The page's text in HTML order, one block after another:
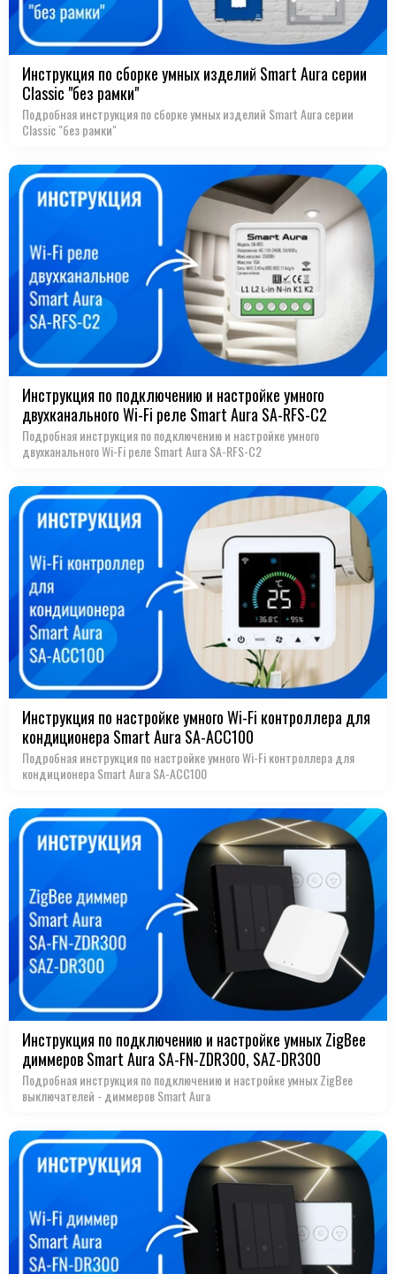
Инструкция по сборке умных изделий Smart Aura серии
Classic "без рамки"
Подробная инструкция по сборке умных изделий Smart Aura серии
Classic "без рамки"
Инструкция по подключению и настройке умного
двухканального Wi-Fi реле Smart Aura SA-RFS-С2
Подробная инструкция по подключению и настройке умного
двухканального Wi-Fi реле Smart Aura SA-RFS-С2
Инструкция по настройке умного Wi-Fi контроллера для
кондиционера Smart Aura SA-ACC100
Подробная инструкция по настройке умного Wi-Fi контроллера для
кондиционера Smart Aura SA-ACC100
Инструкция по подключению и настройке умных ZigBee
диммеров Smart Aura SA-FN-ZDR300, SAZ-DR300
Подробная инструкция по подключению и настройке умных ZigBee
выключателей - диммеров Smart Aura